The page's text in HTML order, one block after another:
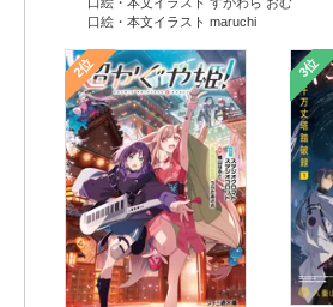
口絵・本文イラスト maruchi
2位 3位